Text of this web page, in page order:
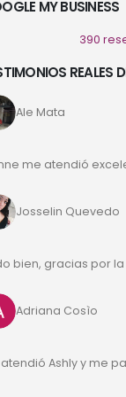
MY BUSINESS
390
REALES
Ale Mata
me atendió
Josselin Quevedo
bien, gracias por
Adriana Cosìo
Ashly y me